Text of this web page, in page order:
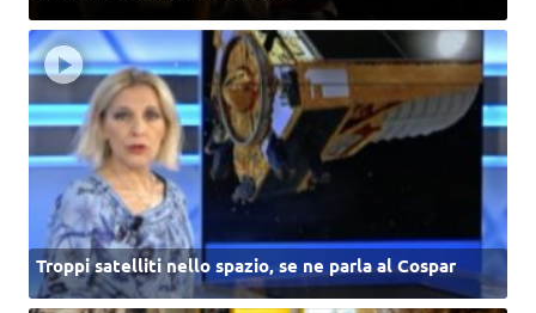
Troppi satelliti nello spazio, se ne parla al Cospar